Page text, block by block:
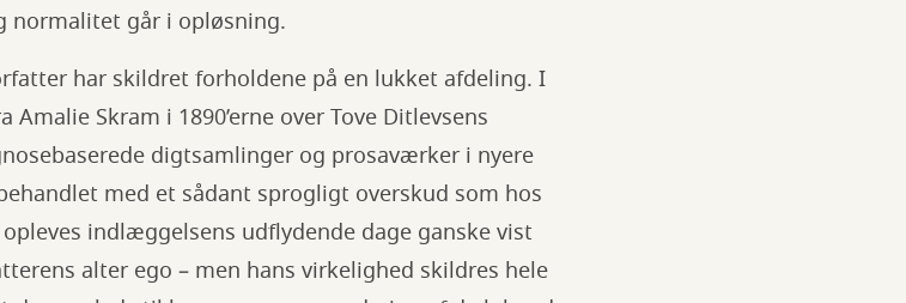
normalitet går i opløsning.
har skildret forholdene på en lukket afdeling. I
Skram i 1890’erne over Tove Ditlevsens
digtsamlinger og prosaværker i nyere
med et sådant sprogligt overskud som hos
indlæggelsens udflydende dage ganske vist
alter ego – men hans virkelighed skildres hele